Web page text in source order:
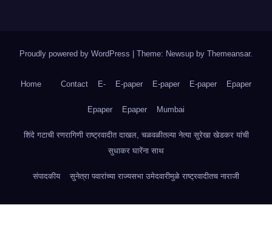
Proudly powered by WordPress Theme: Newsup by Themeansar.
Home Contact E- E-paper E-paper E-paper Epaper
Epaper Epaper Mumbai
शिंदे गटाची रणरागिणी राष्ट्रवादीत दाखल, चळवळीतल्या नेत्या सुरेखा खेडकर यांची
सुधाकर घारेंना साथ
संपादकीय सुनेत्रा पवारांच्या राज्यसभा उमेदवारीमुळे राष्ट्रवादीतच नाराजी